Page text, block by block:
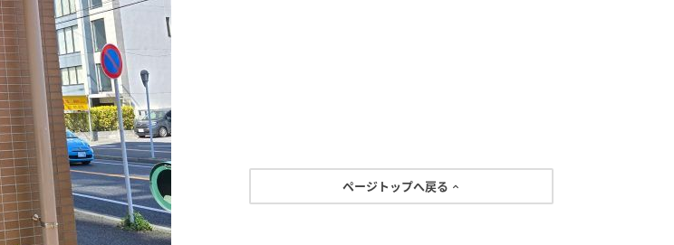
ページトップへ戻る